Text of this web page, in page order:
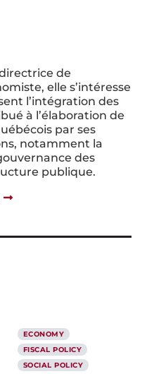
de
elle s’intéresse
l’intégration des
à l’élaboration de
par ses
notamment la
des
publique.
ECONOMY
FISCAL POLICY
SOCIAL POLICY